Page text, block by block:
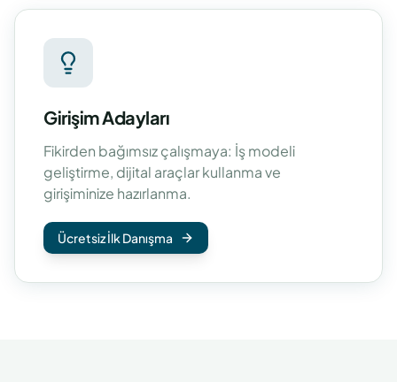
Girişim Adayları
Fikirden bağımsız çalışmaya: İş modeli
geliştirme, dijital araçlar kullanma ve
girişiminize hazırlanma.
Ücretsiz İlk Danışma